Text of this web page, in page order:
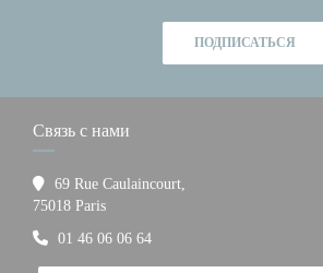
ПОДПИСАТЬСЯ
Связь с нами
69 Rue Caulaincourt,
75018 Paris((открывается в новом окне))
01 46 06 06 64